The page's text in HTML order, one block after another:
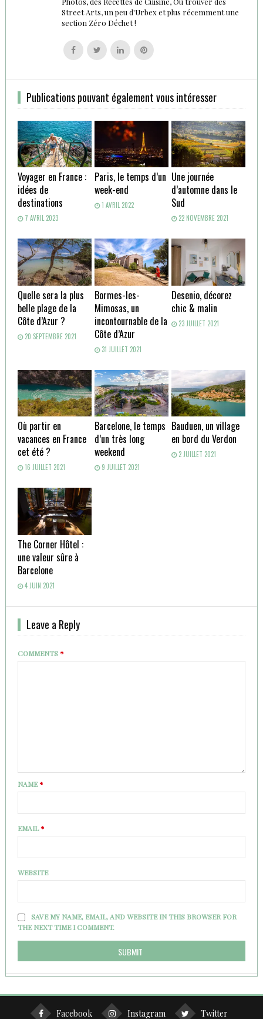
Street Arts, un peu d'Urbex et plus récemment une
section Zéro Déchet !
Follow
us
Follow
us
Follow
us
Follow
us
Publications pouvant également vous intéresser
Voyager en France :
idées de
destinations
7 AVRIL 2023
Paris, le temps d’un
week-end
1 AVRIL 2022
Une journée
d’automne dans le
Sud
22 NOVEMBRE 2021
Quelle sera la plus
belle plage de la
Côte d’Azur ?
20 SEPTEMBRE 2021
Bormes-les-
Mimosas, un
incontournable de la
Côte d’Azur
31 JUILLET 2021
Desenio, décorez
chic & malin
23 JUILLET 2021
Où partir en
vacances en France
cet été ?
16 JUILLET 2021
Barcelone, le temps
d’un très long
weekend
9 JUILLET 2021
Bauduen, un village
en bord du Verdon
2 JUILLET 2021
The Corner Hôtel :
une valeur sûre à
Barcelone
4 JUIN 2021
Leave a Reply
COMMENTS*
NAME*
EMAIL*
WEBSITE
SAVE MY NAME, EMAIL, AND WEBSITE IN THIS BROWSER FOR
THE NEXT TIME I COMMENT.
Facebook Instagram Twitter